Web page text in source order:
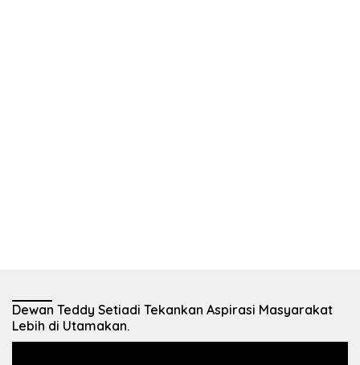
Dewan Teddy Setiadi Tekankan Aspirasi Masyarakat
Lebih di Utamakan.